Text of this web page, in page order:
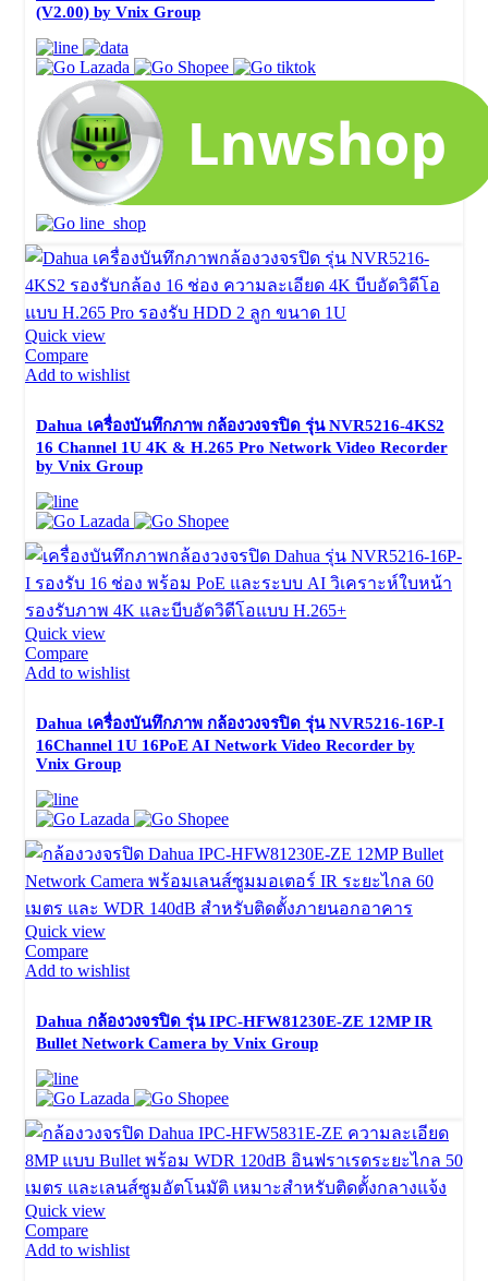
(V2.00) by Vnix Group
Quick view
Compare
Add to wishlist
Dahua เครื่องบันทึกภาพ กล้องวงจรปิด รุ่น NVR5216-4KS2
16 Channel 1U 4K & H.265 Pro Network Video Recorder
by Vnix Group
Quick view
Compare
Add to wishlist
Dahua เครื่องบันทึกภาพ กล้องวงจรปิด รุ่น NVR5216-16P-I
16Channel 1U 16PoE AI Network Video Recorder by
Vnix Group
Quick view
Compare
Add to wishlist
Dahua กล้องวงจรปิด รุ่น IPC-HFW81230E-ZE 12MP IR
Bullet Network Camera by Vnix Group
Quick view
Compare
Add to wishlist